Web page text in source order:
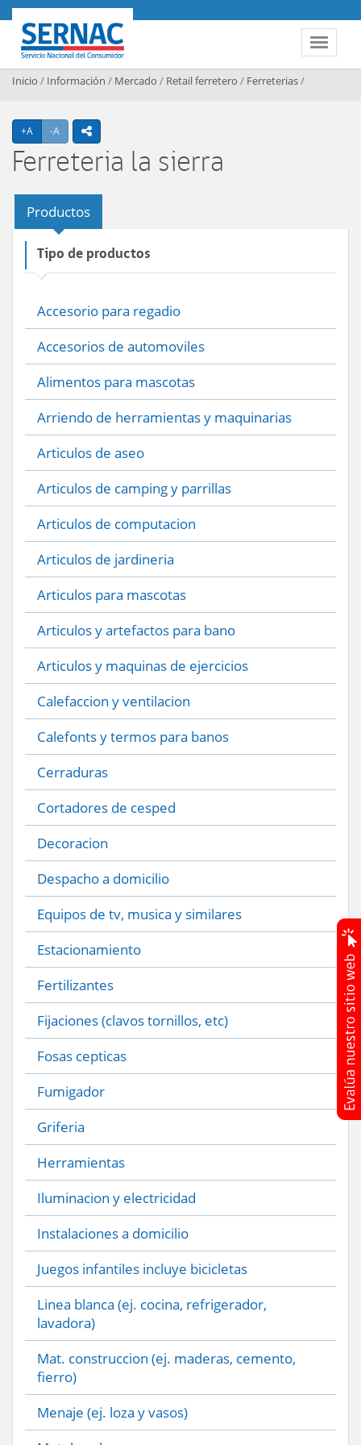
Contenido principal
Toggle
SERNAC
Inicio / Información / Mercado / Retail ferretero / Ferreterias/
+A Agrandar texto
-A Achicar textoicono compartir
Ferreteria la sierra
Productos
Tipo de productos
Accesorio para regadio
Accesorios de automoviles
Alimentos para mascotas
Arriendo de herramientas y maquinarias
Articulos de aseo
Articulos de camping y parrillas
Articulos de computacion
Articulos de jardineria
Articulos para mascotas
Articulos y artefactos para bano
Articulos y maquinas de ejercicios
Calefaccion y ventilacion
Calefonts y termos para banos
Cerraduras
Cortadores de cesped
Decoracion
Despacho a domicilio
Equipos de tv, musica y similares
Estacionamiento
Fertilizantes
Fijaciones (clavos tornillos, etc)
Fosas cepticas
Fumigador
Griferia
Herramientas
Iluminacion y electricidad
Instalaciones a domicilio
Juegos infantiles incluye bicicletas
Linea blanca (ej. cocina, refrigerador,
lavadora)
Mat. construccion (ej. maderas, cemento,
fierro)
Menaje (ej. loza y vasos)